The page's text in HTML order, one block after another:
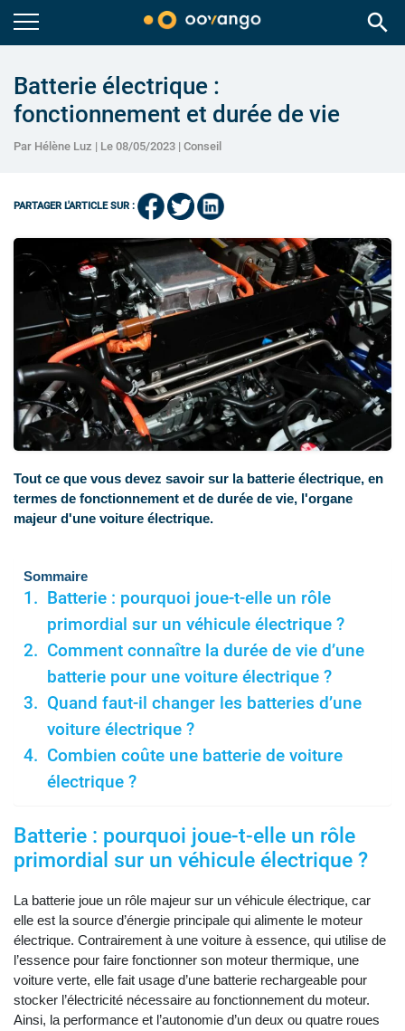
search
Batterie électrique :
fonctionnement et durée de vie
Par Hélène Luz | Le 08/05/2023 | Conseil
PARTAGER L'ARTICLE SUR :
Tout ce que vous devez savoir sur la batterie électrique, en
termes de fonctionnement et de durée de vie, l'organe
majeur d'une voiture électrique.
Sommaire
Batterie : pourquoi joue-t-elle un rôle
primordial sur un véhicule électrique ?
Comment connaître la durée de vie d’une
batterie pour une voiture électrique ?
Quand faut-il changer les batteries d’une
voiture électrique ?
Combien coûte une batterie de voiture
électrique ?
Batterie : pourquoi joue-t-elle un rôle
primordial sur un véhicule électrique ?
La batterie joue un rôle majeur sur un véhicule électrique, car
elle est la source d’énergie principale qui alimente le moteur
électrique. Contrairement à une voiture à essence, qui utilise de
l’essence pour faire fonctionner son moteur thermique, une
voiture verte, elle fait usage d’une batterie rechargeable pour
stocker l’électricité nécessaire au fonctionnement du moteur.
Ainsi, la performance et l’autonomie d’un deux ou quatre roues